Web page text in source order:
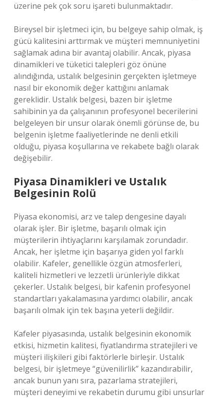
üzerine pek çok soru işareti bulunmaktadır.
Bireysel bir işletmeci için, bu belgeye sahip olmak, iş
gücü kalitesini arttırmak ve müşteri memnuniyetini
sağlamak adına bir avantaj olabilir. Ancak, piyasa
dinamikleri ve tüketici talepleri göz önüne
alındığında, ustalık belgesinin gerçekten işletmeye
nasıl bir ekonomik değer kattığını anlamak
gereklidir. Ustalık belgesi, bazen bir işletme
sahibinin ya da çalışanının profesyonel becerilerini
belgeleyen bir unsur olarak önemli görünse de, bu
belgenin işletme faaliyetlerinde ne denli etkili
olduğu, piyasa koşullarına ve rekabete bağlı olarak
değişebilir.
Piyasa Dinamikleri ve Ustalık
Belgesinin Rolü
Piyasa ekonomisi, arz ve talep dengesine dayalı
olarak işler. Bir işletme, başarılı olmak için
müşterilerin ihtiyaçlarını karşılamak zorundadır.
Ancak, her işletme için başarıya giden yol farklı
olabilir. Kafeler, genellikle özgün atmosferleri,
kaliteli hizmetleri ve lezzetli ürünleriyle dikkat
çekerler. Ustalık belgesi, bir kafenin profesyonel
standartları yakalamasına yardımcı olabilir, ancak
başarılı olmak için tek başına yeterli değildir.
Kafeler piyasasında, ustalık belgesinin ekonomik
etkisi, hizmetin kalitesi, fiyatlandırma stratejileri ve
müşteri ilişkileri gibi faktörlerle birleşir. Ustalık
belgesi, bir işletmeye “güvenilirlik” kazandırabilir,
ancak bunun yanı sıra, pazarlama stratejileri,
müşteri deneyimi ve rekabetin durumu gibi unsurlar